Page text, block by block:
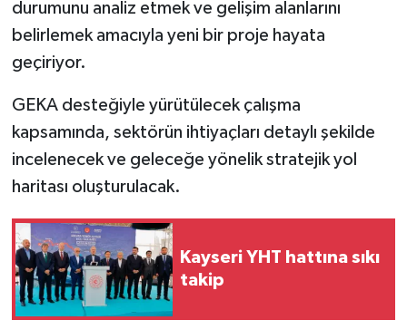
durumunu analiz etmek ve gelişim alanlarını
belirlemek amacıyla yeni bir proje hayata
geçiriyor.
GEKA desteğiyle yürütülecek çalışma
kapsamında, sektörün ihtiyaçları detaylı şekilde
incelenecek ve geleceğe yönelik stratejik yol
haritası oluşturulacak.
Kayseri YHT hattına sıkı
takip